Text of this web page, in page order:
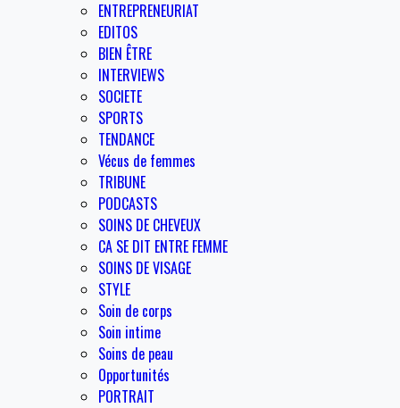
ENTREPRENEURIAT
EDITOS
BIEN ÊTRE
INTERVIEWS
SOCIETE
SPORTS
TENDANCE
Vécus de femmes
TRIBUNE
PODCASTS
SOINS DE CHEVEUX
CA SE DIT ENTRE FEMME
SOINS DE VISAGE
STYLE
Soin de corps
Soin intime
Soins de peau
Opportunités
PORTRAIT